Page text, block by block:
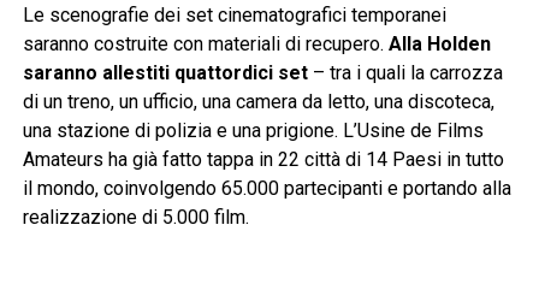
Le scenografie dei set cinematografici temporanei
saranno costruite con materiali di recupero. Alla Holden
saranno allestiti quattordici set– tra i quali la carrozza
di un treno, un ufficio, una camera da letto, una discoteca,
una stazione di polizia e una prigione. L’Usine de Films
Amateurs ha già fatto tappa in 22 città di 14 Paesi in tutto
il mondo, coinvolgendo 65.000 partecipanti e portando alla
realizzazione di 5.000 film.